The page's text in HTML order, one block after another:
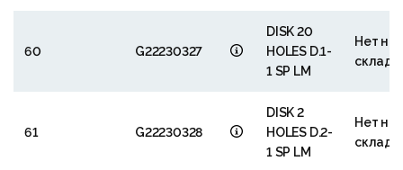
60 G22230327
DISK 20
HOLES D.1-
1 SP LM
Нет на
складе
61 G22230328
DISK 2
HOLES D.2-
1 SP LM
Нет на
складе